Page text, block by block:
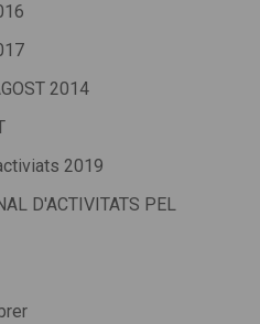
2014
2019
D'ACTIVITATS PEL